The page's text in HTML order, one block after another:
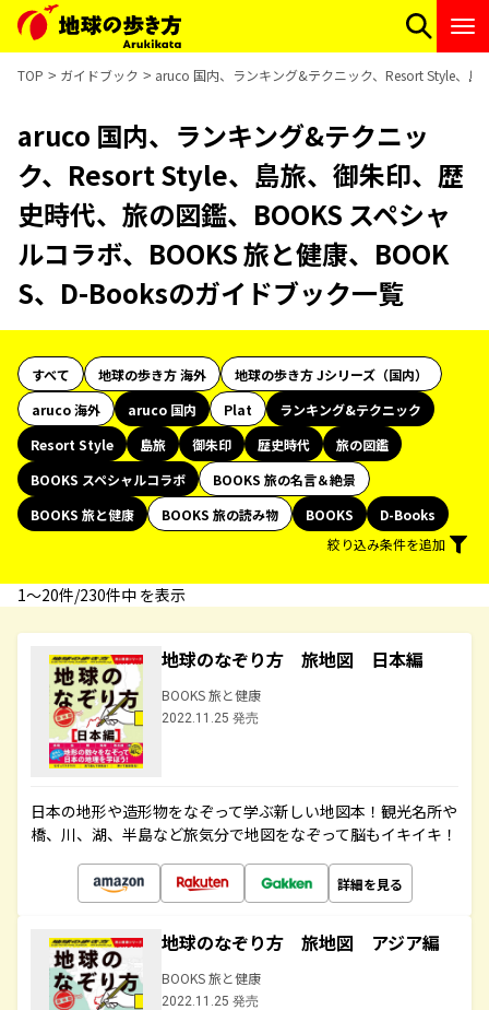
TOP ガイドブック aruco 国内、ランキング&テクニック、Resort Style、
aruco 国内、ランキング&テクニッ
ク、Resort Style、島旅、御朱印、歴
史時代、旅の図鑑、BOOKS スペシャ
ルコラボ、BOOKS 旅と健康、BOOK
S、D-Booksのガイドブック一覧
すべて 地球の歩き方 海外
地球の歩き方 Jシリーズ（国内）
aruco 海外
aruco 国内 Plat
ランキング&テクニック
Resort Style
島旅 御朱印 歴史時代
旅の図鑑
BOOKS スペシャルコラボ
BOOKS 旅の名言＆絶景
BOOKS 旅と健康
BOOKS 旅の読み物 BOOKS
D-Books
絞り込み条件を追加
1〜20件/230件中 を表示
地球のなぞり方 旅地図 日本編
BOOKS 旅と健康
2022.11.25 発売
日本の地形や造形物をなぞって学ぶ新しい地図本！観光名所や
橋、川、湖、半島など旅気分で地図をなぞって脳もイキイキ！
詳細を見る
地球のなぞり方 旅地図 アジア編
BOOKS 旅と健康
2022.11.25 発売